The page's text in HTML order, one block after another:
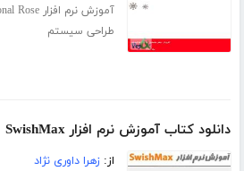
آموزش نرم افزار Rational Rose
طراحی سیستم
دانلود کتاب آموزش نرم افزار SwishMax
از:زهرا داوری نژاد